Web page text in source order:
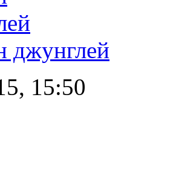
джунглей
15:50